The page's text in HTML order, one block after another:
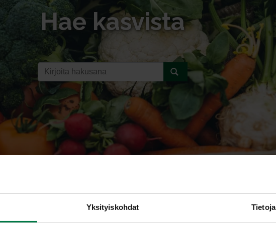
Yksityiskohdat Tietoja
Hae kasvista
sienet